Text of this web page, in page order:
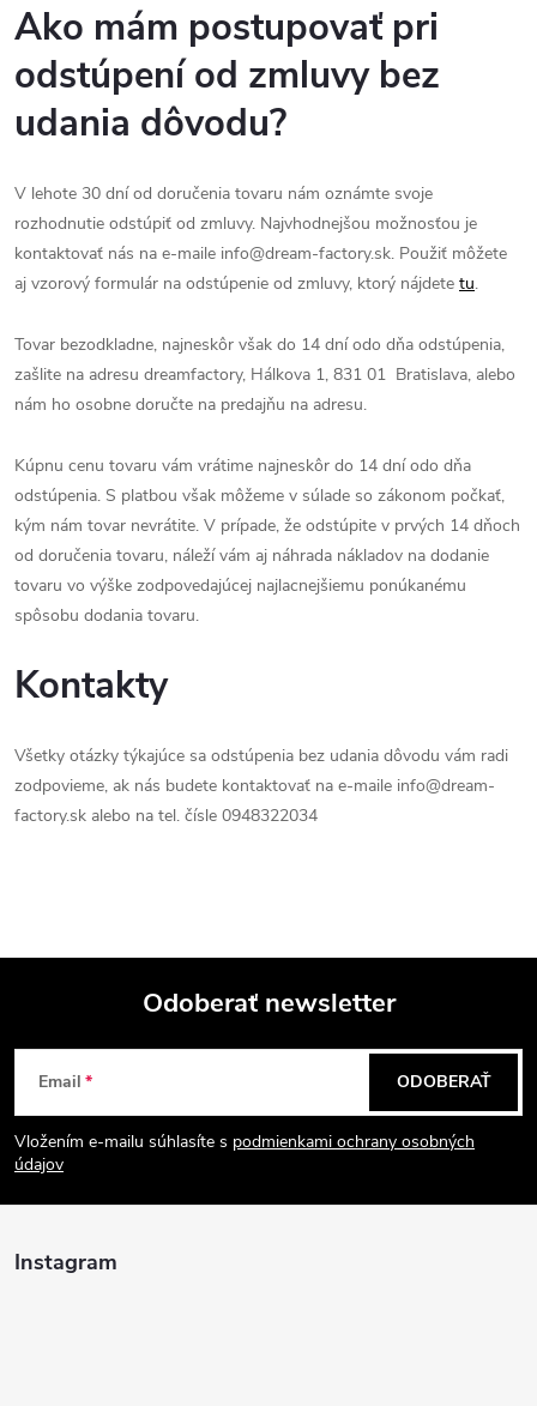
Ako mám postupovať pri
odstúpení od zmluvy bez
udania dôvodu?
V lehote 30 dní od doručenia tovaru nám oznámte svoje
rozhodnutie odstúpiť od zmluvy. Najvhodnejšou možnosťou je
kontaktovať nás na e-maile info@dream-factory.sk. Použiť môžete
aj vzorový formulár na odstúpenie od zmluvy, ktorý nájdete tu.
Tovar bezodkladne, najneskôr však do 14 dní odo dňa odstúpenia,
zašlite na adresu dreamfactory, Hálkova 1, 831 01 Bratislava, alebo
nám ho osobne doručte na predajňu na adresu.
Kúpnu cenu tovaru vám vrátime najneskôr do 14 dní odo dňa
odstúpenia. S platbou však môžeme v súlade so zákonom počkať,
kým nám tovar nevrátite. V prípade, že odstúpite v prvých 14 dňoch
od doručenia tovaru, náleží vám aj náhrada nákladov na dodanie
tovaru vo výške zodpovedajúcej najlacnejšiemu ponúkanému
spôsobu dodania tovaru.
Kontakty
Všetky otázky týkajúce sa odstúpenia bez udania dôvodu vám radi
zodpovieme, ak nás budete kontaktovať na e-maile info@dream-
factory.sk alebo na tel. čísle 0948322034
Z
á
p
ä
Odoberať newsletter
Email
Vložením e-mailu súhlasíte s podmienkami ochrany osobných
údajov
ODOBERAŤ
Instagram